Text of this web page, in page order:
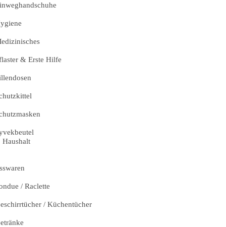
& Erste Hilfe
Haushalt
/ Raclette
/ Küchentücher